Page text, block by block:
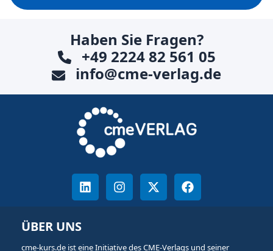
Haben Sie Fragen?
+49 2224 82 561 05
info@cme-verlag.de
ÜBER UNS
cme-kurs.de ist eine Initiative des CME-Verlags und seiner